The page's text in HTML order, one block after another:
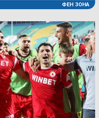
ФЕН ЗОНА